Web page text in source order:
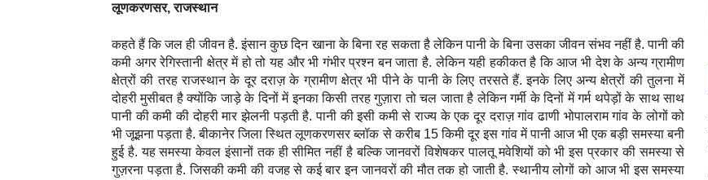
लूणकरणसर, राजस्थान
कहते हैं कि जल ही जीवन है. इंसान कुछ दिन खाना के बिना रह सकता है लेकिन पानी के बिना उसका जीवन संभव नहीं है. पानी की
कमी अगर रेगिस्तानी क्षेत्र में हो तो यह और भी गंभीर प्रश्न बन जाता है. लेकिन यही हकीकत है कि आज भी देश के अन्य ग्रामीण
क्षेत्रों की तरह राजस्थान के दूर दराज़ के ग्रामीण क्षेत्र भी पीने के पानी के लिए तरसते हैं. इनके लिए अन्य क्षेत्रों की तुलना में
दोहरी मुसीबत है क्योंकि जाड़े के दिनों में इनका किसी तरह गुज़ारा तो चल जाता है लेकिन गर्मी के दिनों में गर्म थपेड़ों के साथ साथ
पानी की कमी की दोहरी मार झेलनी पड़ती है. पानी की इसी कमी से राज्य के एक दूर दराज़ गांव ढाणी भोपालराम गांव के लोगों को
भी जूझना पड़ता है. बीकानेर जिला स्थित लूणकरणसर ब्लॉक से करीब 15 किमी दूर इस गांव में पानी आज भी एक बड़ी समस्या बनी
हुई है. यह समस्या केवल इंसानों तक ही सीमित नहीं है बल्कि जानवरों विशेषकर पालतू मवेशियों को भी इस प्रकार की समस्या से
गुज़रना पड़ता है. जिसकी कमी की वजह से कई बार इन जानवरों की मौत तक हो जाती है. स्थानीय लोगों को आज भी इस समस्या